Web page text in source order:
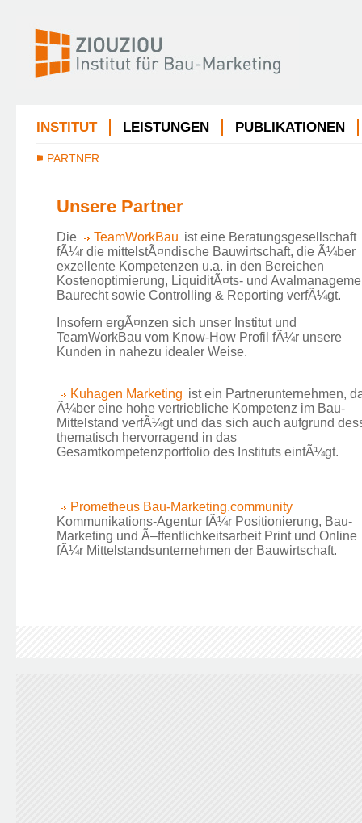
INSTITUT LEISTUNGEN PUBLIKATIONEN
PARTNER
Unsere Partner
Die TeamWorkBau ist eine Beratungsgesellschaft
fÃ¼r die mittelstÃ¤ndische Bauwirtschaft, die Ã¼ber
exzellente Kompetenzen u.a. in den Bereichen
Kostenoptimierung, LiquiditÃ¤ts- und
Baurecht sowie Controlling & Reporting verfÃ¼gt.
Insofern ergÃ¤nzen sich unser Institut und
TeamWorkBau vom Know-How Profil fÃ¼r unsere
Kunden in nahezu idealer Weise.
Kuhagen Marketing ist ein Partnerunternehmen,
Ã¼ber eine hohe vertriebliche Kompetenz im Bau-
Mittelstand verfÃ¼gt und das sich auch aufgrund
thematisch hervorragend in das
Gesamtkompetenzportfolio des Instituts einfÃ¼gt.
Prometheus Bau-Marketing.community
Kommunikations-Agentur fÃ¼r Positionierung, Bau-
Marketing und Ã–ffentlichkeitsarbeit Print und Online
fÃ¼r Mittelstandsunternehmen der Bauwirtschaft.